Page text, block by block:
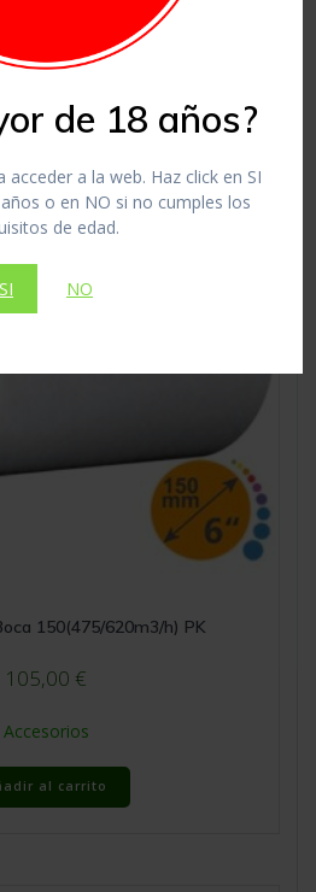
de 18 años?
a la web. Haz click en SI
o en NO si no cumples los
de edad.
SI NO
150(475/620m3/h) PK
105,00 €
Accesorios
al carrito